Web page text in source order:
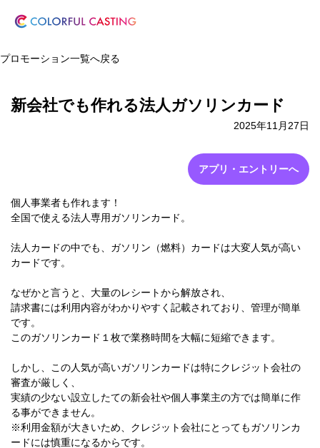
プロモーション一覧へ戻る
新会社でも作れる法人ガソリンカード
2025年11月27日
アプリ・エントリーへ
個人事業者も作れます！
全国で使える法人専用ガソリンカード。
法人カードの中でも、ガソリン（燃料）カードは大変人気が高い
カードです。
なぜかと言うと、大量のレシートから解放され、
請求書には利用内容がわかりやすく記載されており、管理が簡単
です。
このガソリンカード１枚で業務時間を大幅に短縮できます。
しかし、この人気が高いガソリンカードは特にクレジット会社の
審査が厳しく、
実績の少ない設立したての新会社や個人事業主の方では簡単に作
る事ができません。
※利用金額が大きいため、クレジット会社にとってもガソリンカ
ードには慎重になるからです。